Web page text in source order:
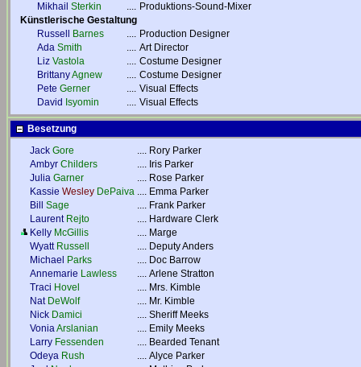
Mikhail Sterkin .... Produktions-Sound-Mixer
Künstlerische Gestaltung
Russell
Barnes .... Production Designer
Ada Smith .... Art Director
Liz Vastola .... Costume Designer
BrittanyAgnew .... Costume Designer
Pete Gerner .... Visual Effects
David Isyomin .... Visual Effects
Besetzung
Jack Gore .... Rory Parker
Ambyr Childers .... Iris Parker
Julia Garner .... Rose Parker
Kassie Wesley DePaiva .... Emma Parker
Bill
Sage .... Frank Parker
Laurent Rejto .... Hardware Clerk
Kelly McGillis .... Marge
Wyatt Russell .... Deputy Anders
Michael
Parks .... Doc Barrow
Annemarie Lawless .... Arlene Stratton
Traci Hovel .... Mrs. Kimble
Nat DeWolf .... Mr. Kimble
Nick Damici .... Sheriff Meeks
VoniaArslanian .... Emily Meeks
Larry Fessenden .... Bearded Tenant
Odeya Rush .... Alyce Parker